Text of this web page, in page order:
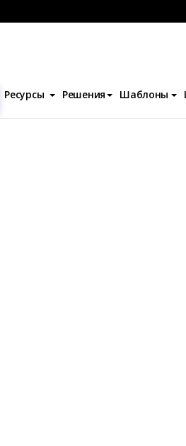
Ресурсы Решения Шаблоны
Yearbook Photo Book